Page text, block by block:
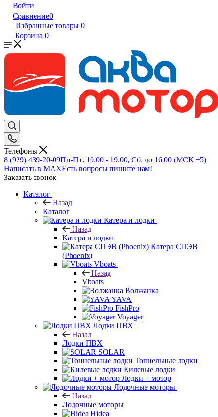
Войти
Сравнение0
Избранные товары 0
Корзина 0
Телефоны
8 (929) 439-20-09Пн-Пт: 10:00 - 19:00; Сб: до 16:00 (МСК +5)
Написать в MAXЕсть вопросы пишите нам!
Заказать звонок
Каталог
Назад
Каталог
Катера и лодки
Назад
Катера и лодки
Катера СПЭВ
(Phoenix)
Vboats
Назад
Vboats
Волжанка
YAVA
FishPro
Voyager
Лодки ПВХ
Назад
Лодки ПВХ
SOLAR
Тоннельные лодки
Килевые лодки
Лодки + мотор
Лодочные моторы
Назад
Лодочные моторы
Hidea